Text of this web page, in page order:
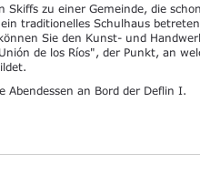
Skiffs zu einer Gemeinde, die
traditionelles Schulhaus
Sie den Kunst- und
de los Ríos", der Punkt, an
Abendessen an Bord der Deflin I.